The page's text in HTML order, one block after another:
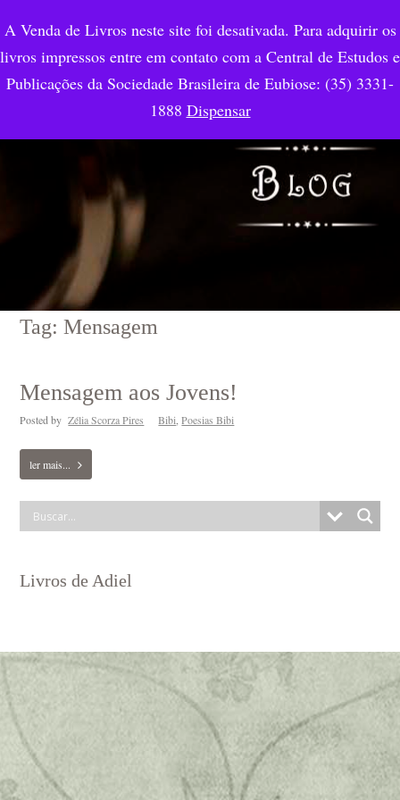
Tag: Mensagem
Mensagem aos Jovens!
Posted by Zélia Scorza Pires Bibi,Poesias Bibi
ler mais...
Livros de Adiel
A Venda de Livros neste site foi desativada. Para adquirir os
livros impressos entre em contato com a Central de Estudos e
Publicações da Sociedade Brasileira de Eubiose: (35) 3331-
1888 Dispensar